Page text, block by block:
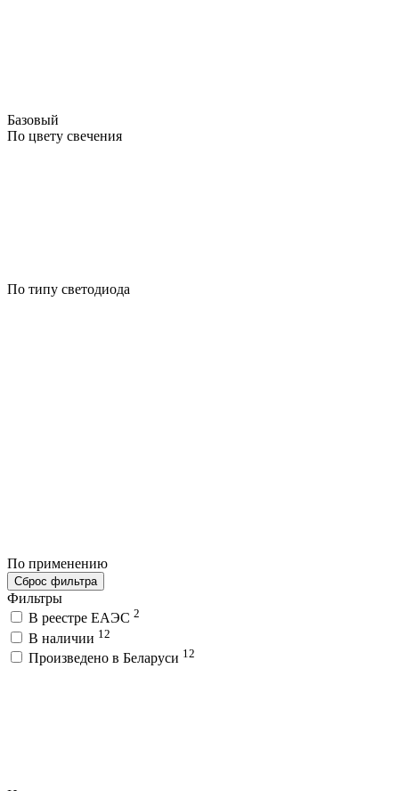
Базовый
По цвету свечения
По типу светодиода
По применению
Сброс фильтра
Фильтры
В реестре ЕАЭС 2
В наличии 12
Произведено в Беларуси 12